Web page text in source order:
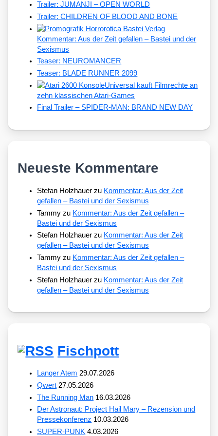
Trailer: JUMANJI – OPEN WORLD
Trailer: CHILDREN OF BLOOD AND BONE
Kommentar: Aus der Zeit gefallen – Bastei und der
Sexismus
Teaser: NEUROMANCER
Teaser: BLADE RUNNER 2099
Universal kauft Filmrechte an
zehn klassischen Atari-Games
Final Trailer – SPIDER-MAN: BRAND NEW DAY
Neueste Kommentare
Stefan Holzhauer zu Kommentar: Aus der Zeit
gefallen – Bastei und der Sexismus
Tammy zu Kommentar: Aus der Zeit gefallen –
Bastei und der Sexismus
Stefan Holzhauer zu Kommentar: Aus der Zeit
gefallen – Bastei und der Sexismus
Tammy zu Kommentar: Aus der Zeit gefallen –
Bastei und der Sexismus
Stefan Holzhauer zu Kommentar: Aus der Zeit
gefallen – Bastei und der Sexismus
Fischpott
Langer Atem 29.07.2026
Qwert 27.05.2026
The Running Man 16.03.2026
Der Astronaut: Project Hail Mary – Rezension und
Pressekonferenz 10.03.2026
SUPER-PUNK 4.03.2026